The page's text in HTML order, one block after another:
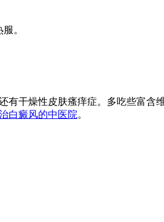
。
有干燥性皮肤瘙痒症。多吃些富
白癜风的中医院。